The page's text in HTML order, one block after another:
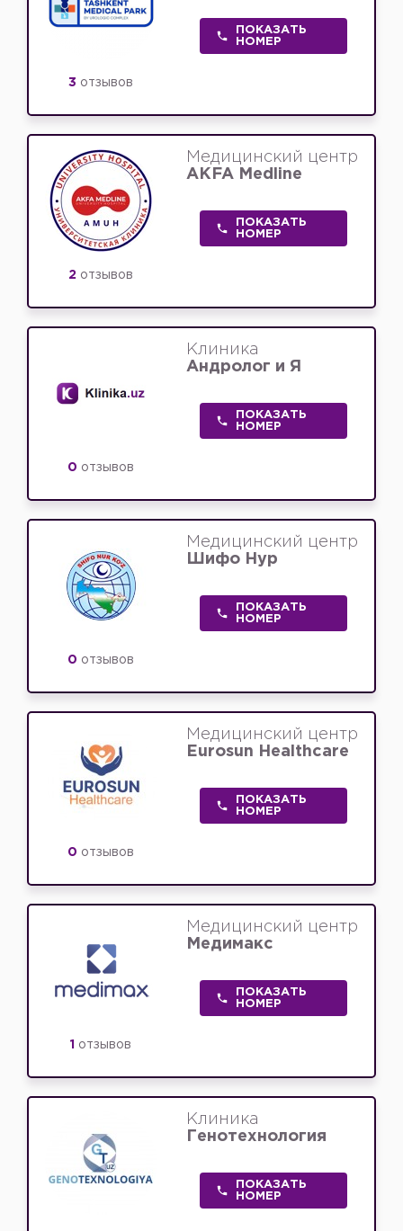
3 отзывов
ПОКАЗАТЬ
НОМЕР
2 отзывов
Медицинский центр
AKFA Medline
ПОКАЗАТЬ
НОМЕР
0 отзывов
Клиника
Андролог и Я
ПОКАЗАТЬ
НОМЕР
0 отзывов
Медицинский центр
Шифо Нур
ПОКАЗАТЬ
НОМЕР
0 отзывов
Медицинский центр
Eurosun Healthcare
ПОКАЗАТЬ
НОМЕР
1 отзывов
Медицинский центр
Медимакс
ПОКАЗАТЬ
НОМЕР
Клиника
Генотехнология
ПОКАЗАТЬ
НОМЕР